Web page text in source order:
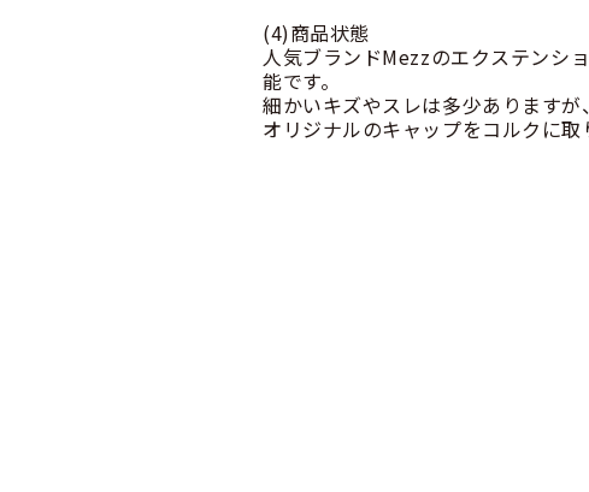
(4)商品状態
人気ブランドMezzのエクステンシ
能です。
細かいキズやスレは多少ありますが
オリジナルのキャップをコルクに取